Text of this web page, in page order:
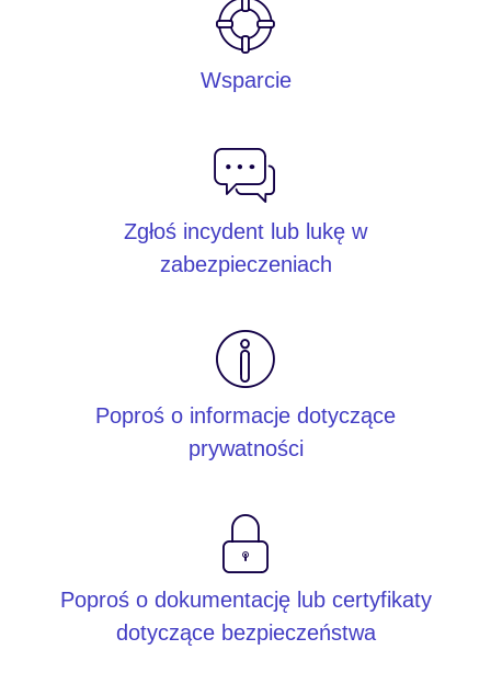
Wsparcie
Zgłoś incydent lub lukę w
zabezpieczeniach
Poproś o informacje dotyczące
prywatności
Poproś o dokumentację lub certyfikaty
dotyczące bezpieczeństwa